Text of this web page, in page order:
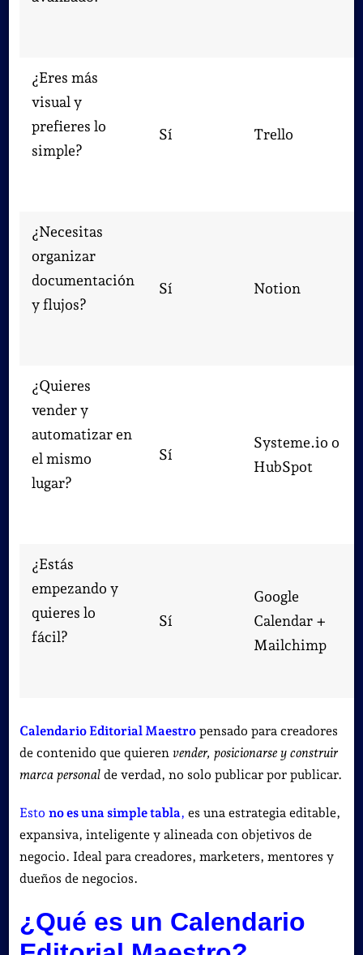
¿Eres más
visual y
prefieres lo
simple?
Sí Trello
¿Necesitas
organizar
documentación
y flujos?
Sí Notion
¿Quieres
vender y
automatizar en
el mismo
lugar?
Sí
Systeme.io o
HubSpot
¿Estás
empezando y
quieres lo
fácil?
Sí
Google
Calendar +
Mailchimp
Calendario Editorial Maestro pensado para creadores
de contenido que quieren vender, posicionarse y construir
marca personalde verdad, no solo publicar por publicar.
Esto no es una simple tabla, es una estrategia editable,
expansiva, inteligente y alineada con objetivos de
negocio. Ideal para creadores, marketers, mentores y
dueños de negocios.
¿Qué es un Calendario